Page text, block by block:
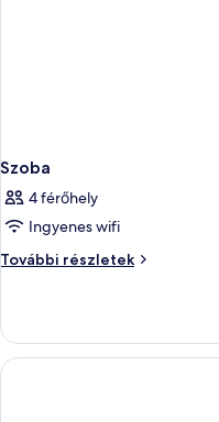
Szoba
4 férőhely
Ingyenes wifi
További részletek
Szoba